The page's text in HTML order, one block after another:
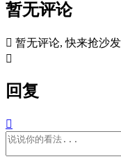
暂无评论
 暂无评论, 快来抢沙发

回复
